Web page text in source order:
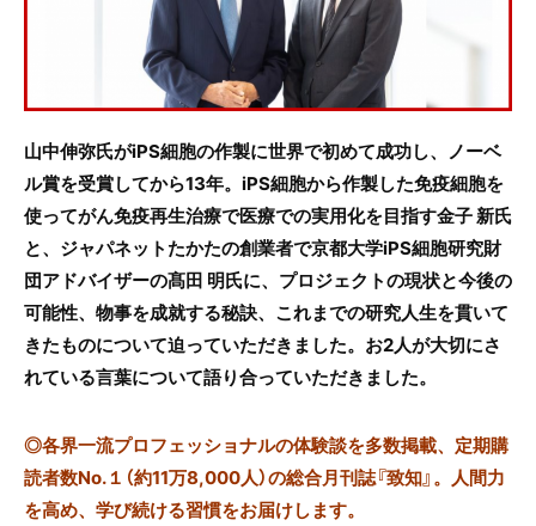
山中伸弥氏がiPS細胞の作製に世界で初めて成功し、ノーベ
ル賞を受賞してから13年。iPS細胞から作製した免疫細胞を
使ってがん免疫再生治療で医療での実用化を目指す金子 新氏
と、ジャパネットたかたの創業者で京都大学iPS細胞研究財
団アドバイザーの髙田 明氏に、プロジェクトの現状と今後の
可能性、物事を成就する秘訣、これまでの研究人生を貫いて
きたものについて迫っていただきました。お2人が大切にさ
れている言葉について語り合っていただきました。
◎各界一流プロフェッショナルの体験談を多数掲載、定期購
読者数No.１（約11万8,000人）の総合月刊誌『致知』。人間力
を高め、学び続ける習慣をお届けします。